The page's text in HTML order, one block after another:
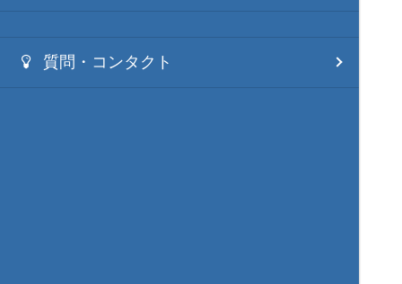
質問・コンタクト